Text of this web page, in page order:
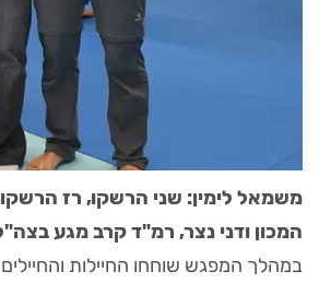
משמאל לימין: שני הרשקו, רז
המכון ודני נצר, רמ"ד קרב מגע
במהלך המפגש שוחחו החיילות